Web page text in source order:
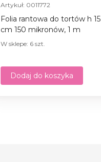
Artykuł: 0011772
Folia rantowa do tortów h 15
cm 150 mikronów, 1 m
W sklepe: 6 szt.
Dodaj do koszyka